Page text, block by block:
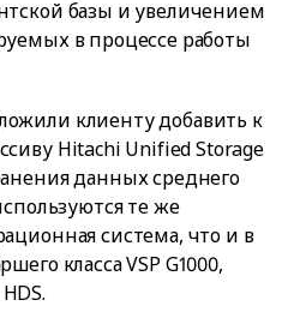
базы и увеличением
в процессе работы
клиенту добавить к
Hitachi Unified Storage
данных среднего
те же
система, что и в
класса VSP G1000,